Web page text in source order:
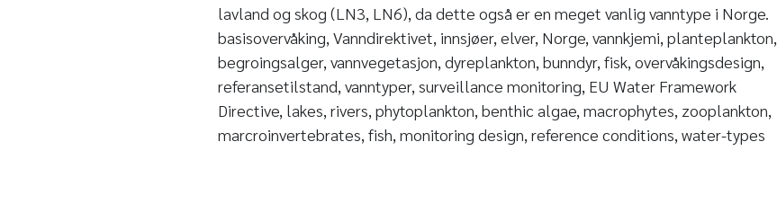
lavland og skog (LN3, LN6), da dette også er en meget vanlig vanntype i Norge.
basisovervåking, Vanndirektivet, innsjøer, elver, Norge, vannkjemi, planteplankton,
begroingsalger, vannvegetasjon, dyreplankton, bunndyr, fisk, overvåkingsdesign,
referansetilstand, vanntyper, surveillance monitoring, EU Water Framework
Directive, lakes, rivers, phytoplankton, benthic algae, macrophytes, zooplankton,
marcroinvertebrates, fish, monitoring design, reference conditions, water-types